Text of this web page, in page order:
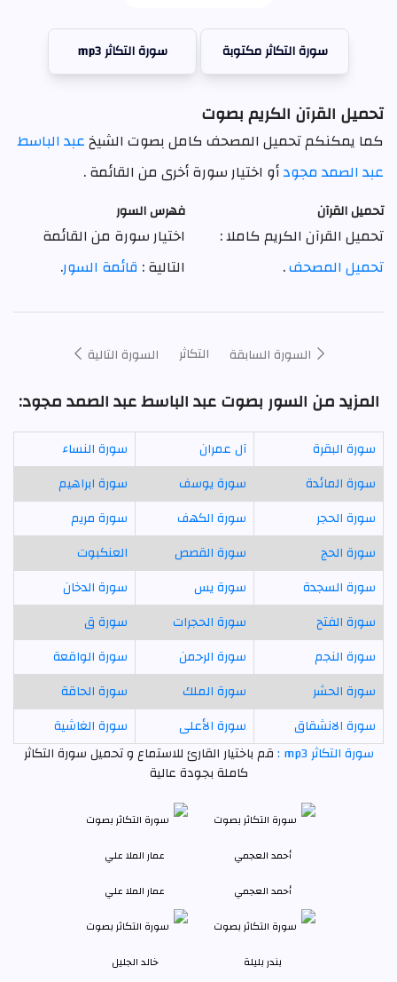
سورة التكاثر مكتوبة سورة التكاثر mp3
تحميل القرآن الكريم بصوت
كما يمكنكم تحميل المصحف كامل بصوت الشيخعبد الباسط
عبد الصمد مجودأو اختيار سورة أخرى من القائمة .
تحميل القرآن
تحميل القرآن الكريم كاملا :
تحميل المصحف.
فهرس السور
اختيار سورة من القائمة
التالية : قائمة السور.
السورة السابقة التكاثر السورة التالية
المزيد من السور بصوت عبد الباسط عبد الصمد مجود:
سورة البقرة آل عمران
سورة النساء
سورة المائدة
سورة يوسف
سورة ابراهيم
سورة الحجر
سورة الكهف
سورة مريم
سورة الحج
سورة القصص
العنكبوت
سورة السجدة
سورة يس
سورة الدخان
سورة الفتح
سورة الحجرات
سورة ق
سورة النجم
سورة الرحمن
سورة الواقعة
سورة الحشر
سورة الملك
سورة الحاقة
سورة الانشقاق
سورة الأعلى
سورة الغاشية
سورة التكاثر mp3 :
قم باختيار القارئ للاستماع و تحميل سورة التكاثر
كاملة بجودة عالية
أحمد العجمي عمار الملا علي